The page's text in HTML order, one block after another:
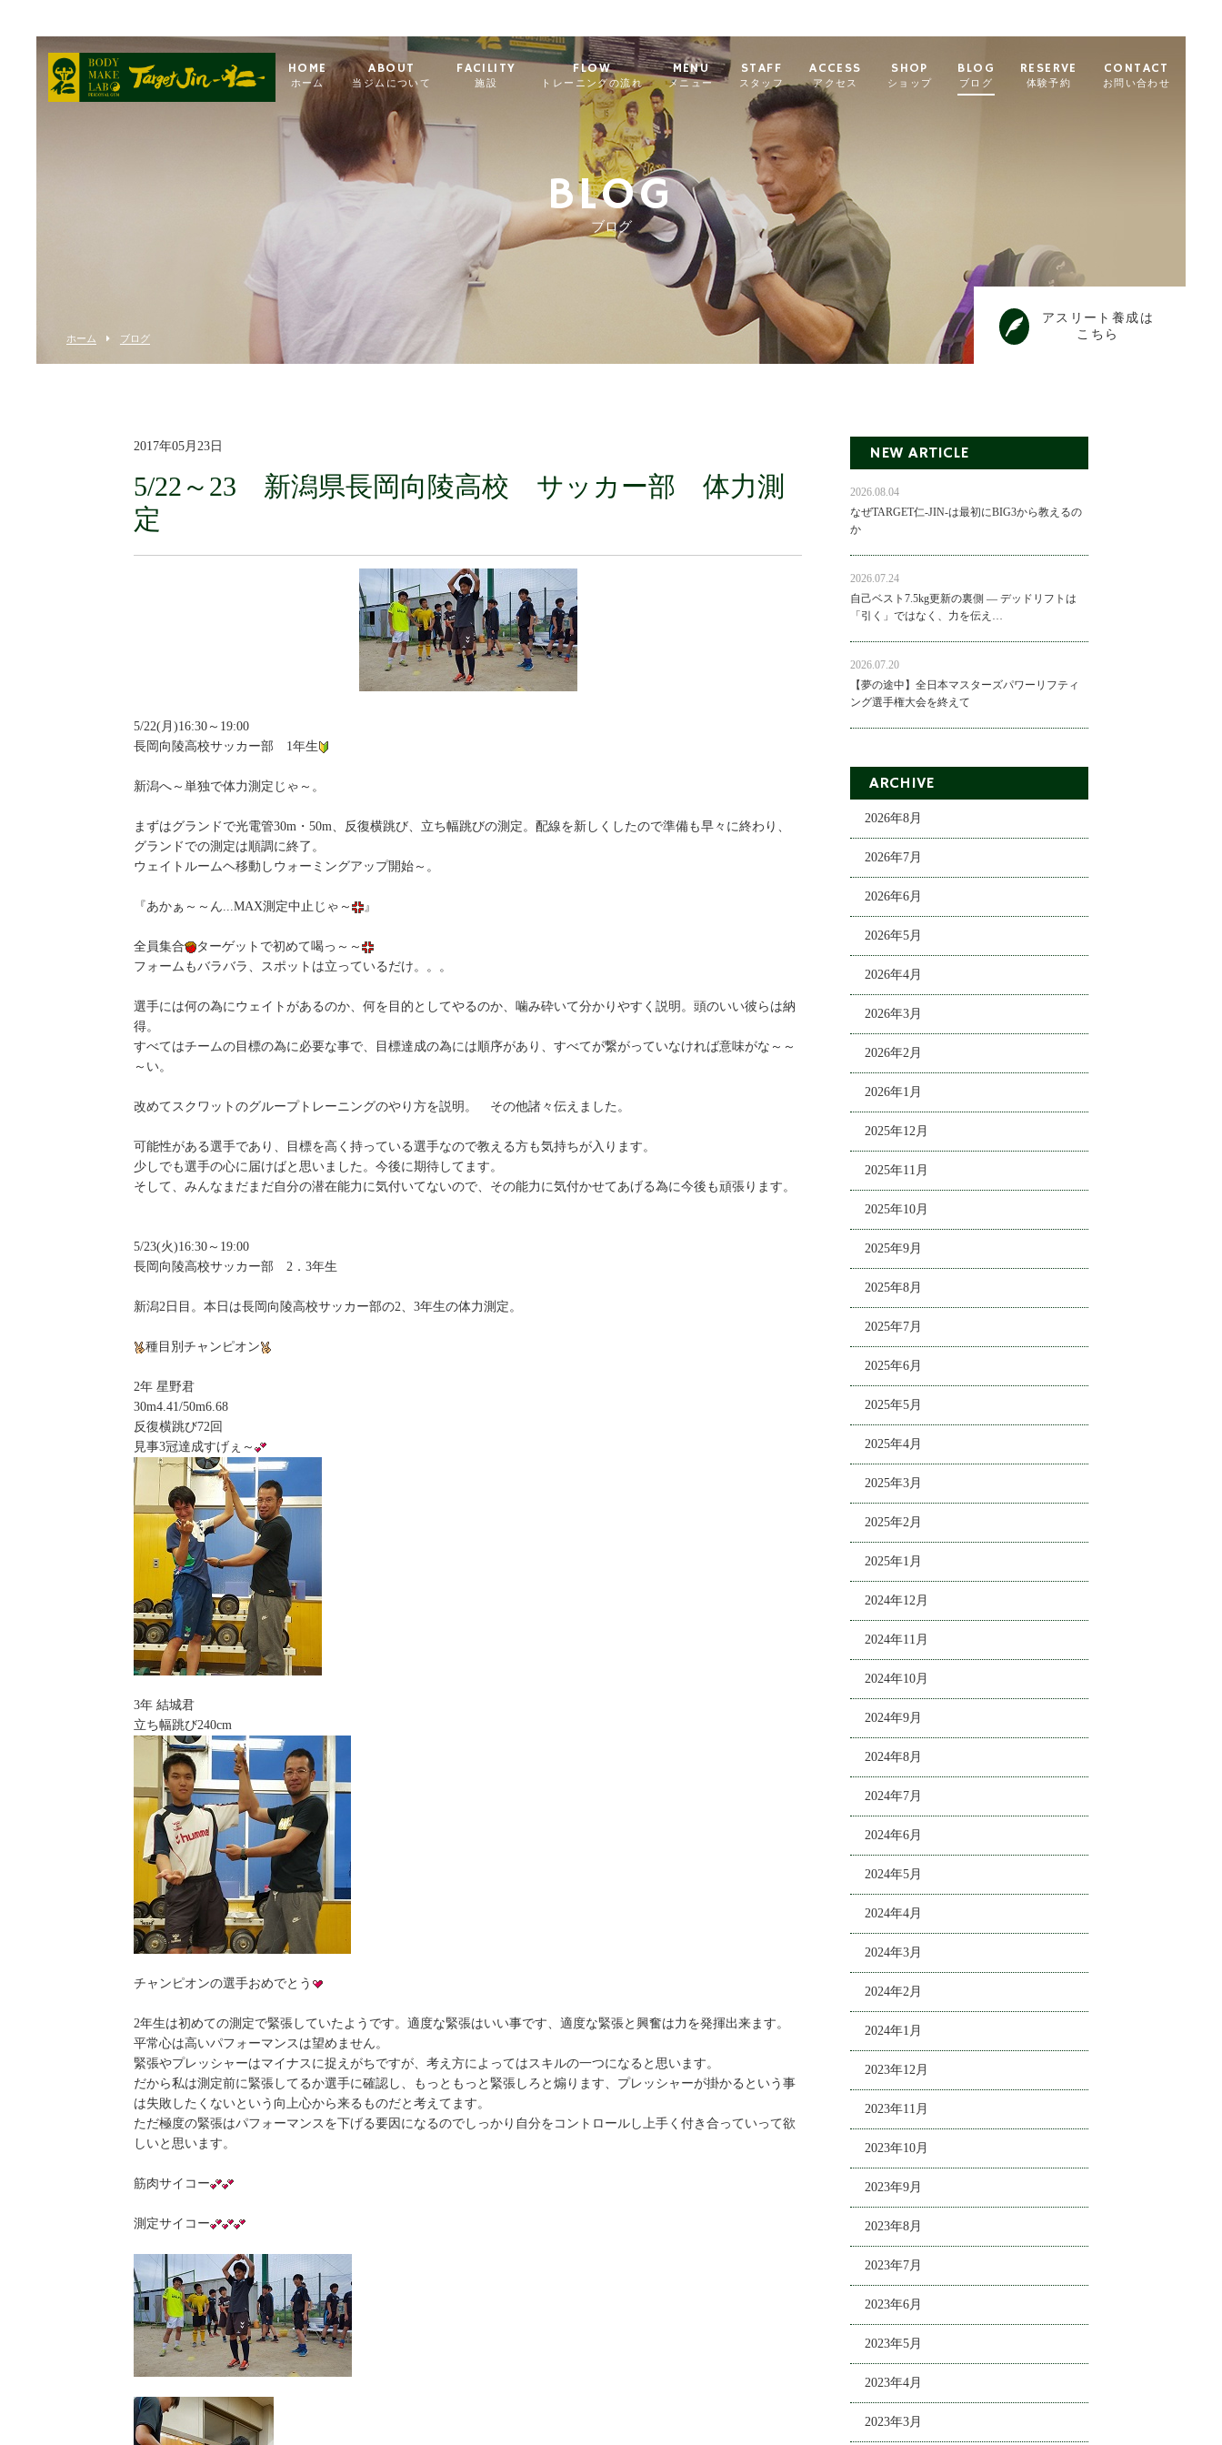
HOME
ホーム
ABOUT
当ジムについて
FACILITY
施設
FLOW
トレーニングの流れ
MENU
メニュー
STAFF
スタッフ
ACCESS
アクセス
SHOP
ショップ
BLOG
ブログ
RESERVE
体験予約
CONTACT
お問い合わせ
BLOG
ブログ
ホーム ブログ
アスリート養成は
こちら
2017年05月23日
5/22～23 新潟県長岡向陵高校 サッカー部 体力測
定
5/22(月)16:30～19:00
長岡向陵高校サッカー部 1年生
新潟へ～単独で体力測定じゃ～。
まずはグランドで光電管30m・50m、反復横跳び、立ち幅跳びの測定。配線を新しくしたので準備も早々に終わり、
グランドでの測定は順調に終了。
ウェイトルームヘ移動しウォーミングアップ開始～。
『あかぁ～～ん...MAX測定中止じゃ～ 』
全員集合
ターゲットで初めて喝っ～～
フォームもバラバラ、スポットは立っているだけ。。。
選手には何の為にウェイトがあるのか、何を目的としてやるのか、噛み砕いて分かりやすく説明。頭のいい彼らは納
得。
すべてはチームの目標の為に必要な事で、目標達成の為には順序があり、すべてが繋がっていなければ意味がな～～
～い。
改めてスクワットのグループトレーニングのやり方を説明。 その他諸々伝えました。
可能性がある選手であり、目標を高く持っている選手なので教える方も気持ちが入ります。
少しでも選手の心に届けばと思いました。今後に期待してます。
そして、みんなまだまだ自分の潜在能力に気付いてないので、その能力に気付かせてあげる為に今後も頑張ります。
5/23(火)16:30～19:00
長岡向陵高校サッカー部 2．3年生
新潟2日目。本日は長岡向陵高校サッカー部の2、3年生の体力測定。
種目別チャンピオン
2年 星野君
30m4.41/50m6.68
反復横跳び72回
見事3冠達成すげぇ～
3年 結城君
立ち幅跳び240cm
チャンピオンの選手おめでとう
2年生は初めての測定で緊張していたようです。適度な緊張はいい事です、適度な緊張と興奮は力を発揮出来ます。
平常心は高いパフォーマンスは望めません。
緊張やプレッシャーはマイナスに捉えがちですが、考え方によってはスキルの一つになると思います。
だから私は測定前に緊張してるか選手に確認し、もっともっと緊張しろと煽ります、プレッシャーが掛かるという事
は失敗したくないという向上心から来るものだと考えてます。
ただ極度の緊張はパフォーマンスを下げる要因になるのでしっかり自分をコントロールし上手く付き合っていって欲
しいと思います。
筋肉サイコー
測定サイコー
NEW ARTICLE
2026.08.04
なぜTARGET仁-JIN-は最初にBIG3から教えるの
か
2026.07.24
自己ベスト7.5kg更新の裏側 ― デッドリフトは
「引く」ではなく、力を伝え…
2026.07.20
【夢の途中】全日本マスターズパワーリフティ
ング選手権大会を終えて
ARCHIVE
2026年8月
2026年7月
2026年6月
2026年5月
2026年4月
2026年3月
2026年2月
2026年1月
2025年12月
2025年11月
2025年10月
2025年9月
2025年8月
2025年7月
2025年6月
2025年5月
2025年4月
2025年3月
2025年2月
2025年1月
2024年12月
2024年11月
2024年10月
2024年9月
2024年8月
2024年7月
2024年6月
2024年5月
2024年4月
2024年3月
2024年2月
2024年1月
2023年12月
2023年11月
2023年10月
2023年9月
2023年8月
2023年7月
2023年6月
2023年5月
2023年4月
2023年3月